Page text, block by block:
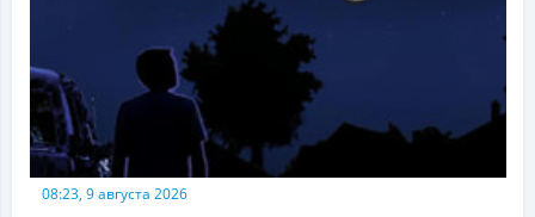
08:23, 9 августа 2026